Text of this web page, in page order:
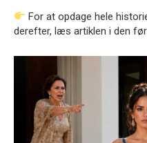
For at opdage hele
derefter, læs artiklen i den